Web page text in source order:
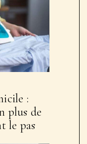
:
plus de
le pas